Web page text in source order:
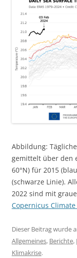
Abbildung:
gemittelt über den
60°N) für 2015
(schwarze Linie).
2022 sind mit
Copernicus
Dieser Beitrag wurde
Allgemeines, Berichte,
Klimakrise.